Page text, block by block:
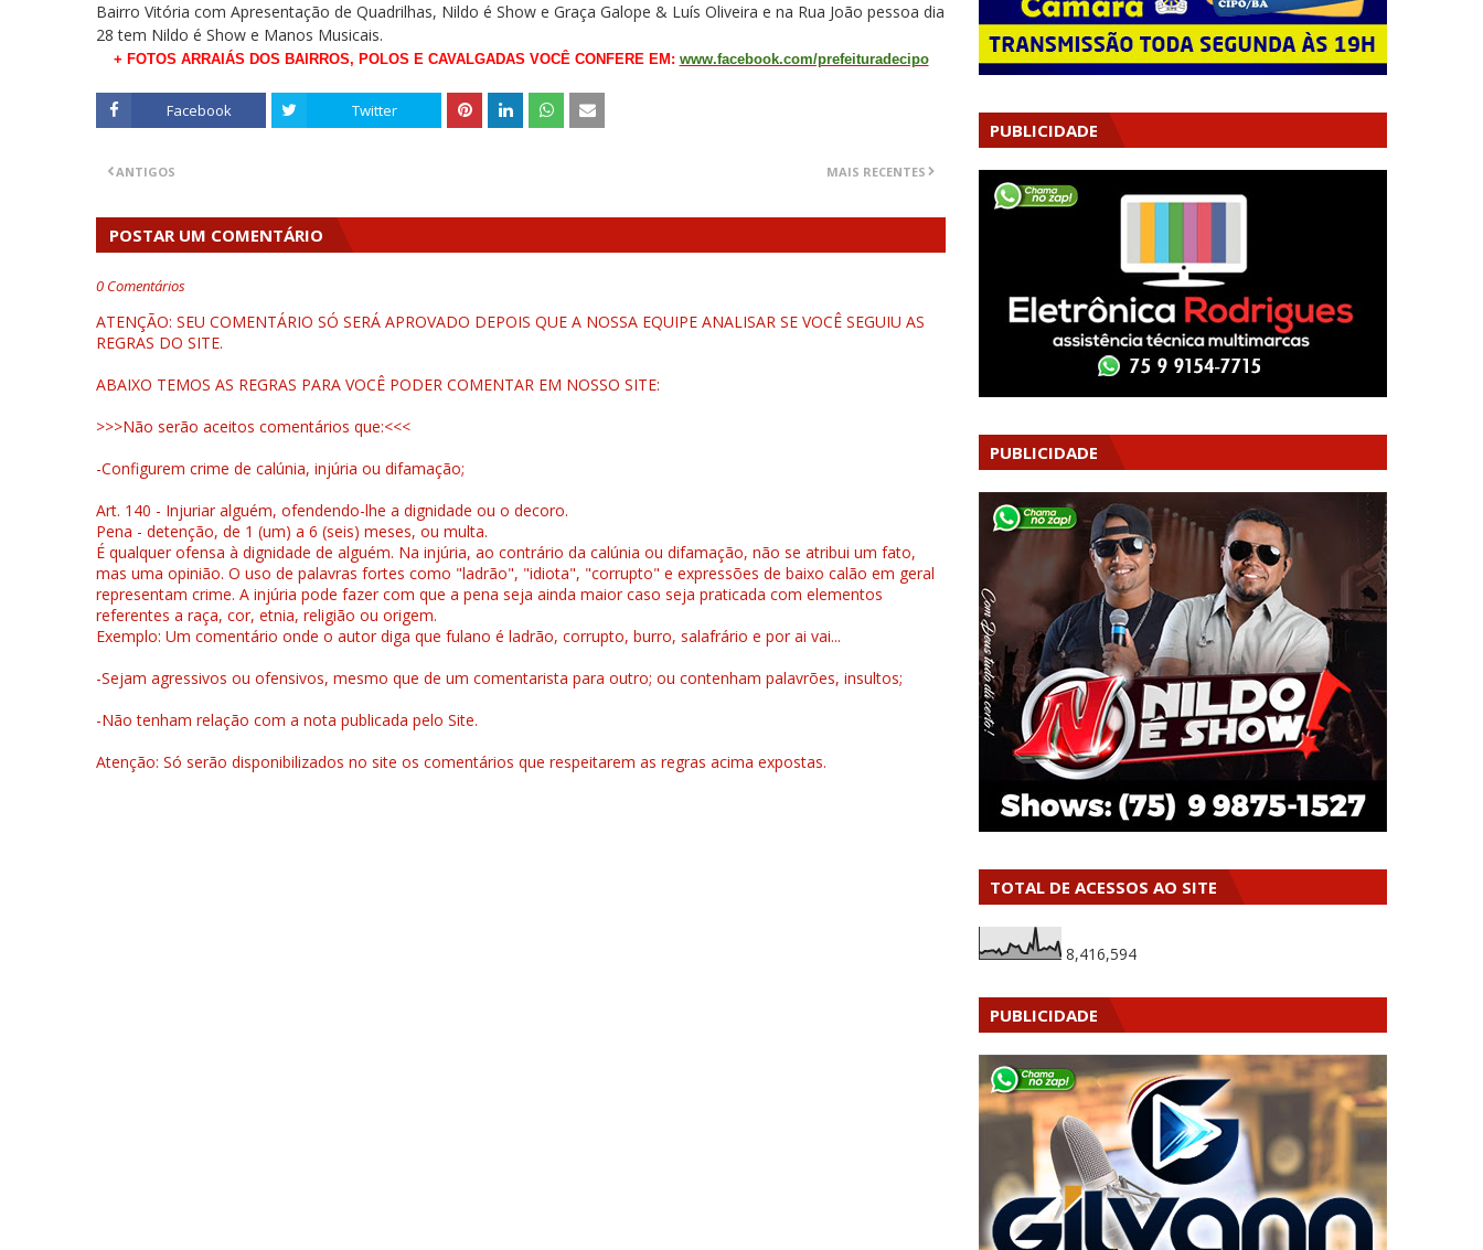
Bairro Vitória com Apresentação de Quadrilhas, Nildo é Show e Graça Galope & Luís Oliveira e na Rua João pessoa dia
28 tem Nildo é Show e Manos Musicais.
+ FOTOS ARRAIÁS DOS BAIRROS, POLOS E CAVALGADAS VOCÊ CONFERE EM: www.facebook.com/prefeituradecipo
Facebook Twitter
MAIS RECENTES
ANTIGOS
POSTAR UM COMENTÁRIO
0 Comentários
ATENÇÃO: SEU COMENTÁRIO SÓ SERÁ APROVADO DEPOIS QUE A NOSSA EQUIPE ANALISAR SE VOCÊ SEGUIU AS
REGRAS DO SITE.
ABAIXO TEMOS AS REGRAS PARA VOCÊ PODER COMENTAR EM NOSSO SITE:
>>>Não serão aceitos comentários que:<<<
-Configurem crime de calúnia, injúria ou difamação;
Art. 140 - Injuriar alguém, ofendendo-lhe a dignidade ou o decoro.
Pena - detenção, de 1 (um) a 6 (seis) meses, ou multa.
É qualquer ofensa à dignidade de alguém. Na injúria, ao contrário da calúnia ou difamação, não se atribui um fato,
mas uma opinião. O uso de palavras fortes como "ladrão", "idiota", "corrupto" e expressões de baixo calão em geral
representam crime. A injúria pode fazer com que a pena seja ainda maior caso seja praticada com elementos
referentes a raça, cor, etnia, religião ou origem.
Exemplo: Um comentário onde o autor diga que fulano é ladrão, corrupto, burro, salafrário e por ai vai...
-Sejam agressivos ou ofensivos, mesmo que de um comentarista para outro; ou contenham palavrões, insultos;
-Não tenham relação com a nota publicada pelo Site.
Atenção: Só serão disponibilizados no site os comentários que respeitarem as regras acima expostas.
PUBLICIDADE
PUBLICIDADE
TOTAL DE ACESSOS AO SITE
8,416,594
PUBLICIDADE